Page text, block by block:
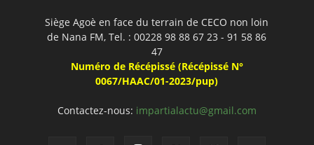
Siège Agoè en face du terrain de CECO non loin
de Nana FM, Tel. : 00228 98 88 67 23 - 91 58 86
47
Numéro de Récépissé (Récépissé N°
0067/HAAC/01-2023/pup)
Contactez-nous: impartialactu@gmail.com